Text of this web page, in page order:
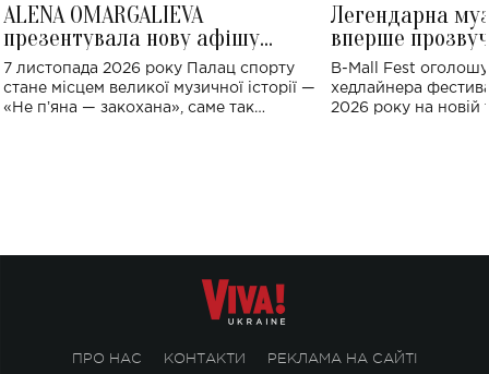
ALENA OMARGALIEVA
презентувала нову афішу
великого концерту в Палаці
спорту
7 листопада 2026 року Палац спорту
стане місцем великої музичної історії —
«Не пʼяна — закохана», саме так
Легендарна
вперше
Україні: де
B-Mall Fest
хедлайнера
2026 року на новій
ПРО НАС КОНТАКТИ РЕКЛАМА НА САЙТІ